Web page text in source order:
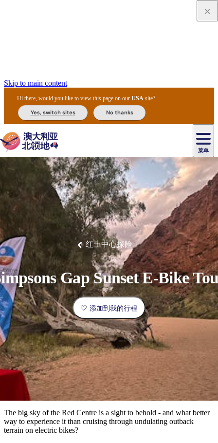
Skip to main content
Hi there, would you like to view this page on ourUSA site?
Yes, switch sites No thanks
菜单
主
航
景
点
最
受
欢
迎
目
的
地
内
陆
和
户
外
达
尔
文
爱
丽
斯
泉
乌
鲁
鲁
卡
卡
杜
国
家
公
园
李
治
菲
特
国
家
公
园
瓦
塔
卡
国
家
公
园
提
维
群
岛
东
阿
纳
姆
马
塔
兰
温
泉
池
尼
特
米
鲁
克
国
家
公
园
卡
鲁
卡
鲁
/
魔
鬼
大
理
石
保
护
区
马
古
克
瀑
布
茨
奥
里
查
/
西
麦
克
唐
纳
国
家
公
园
活
动
体
验
旅
行
者
类
型
精
选
榜
单
住
民
文
化
体
验
美
食
攻
略
节
庆
与
活
动
户
外
和
探
险
自
然
和
野
生
动
植
物
历
史
和
遗
产
钓
鱼
高
端
旅
露
营
和
华
野
营
旅
行
灵
感
规
划
您
的
规
划
和
预
订
实
用
信
息
住
宿
导
游
陪
同
旅
程
租
车
和
交
通
红土中心探险
Gap Sunset E-Bike
添加到我的行程
The big sky of the Red Centre is a sight to behold - and what better
way to experience it than cruising through undulating outback
terrain on electric bikes?